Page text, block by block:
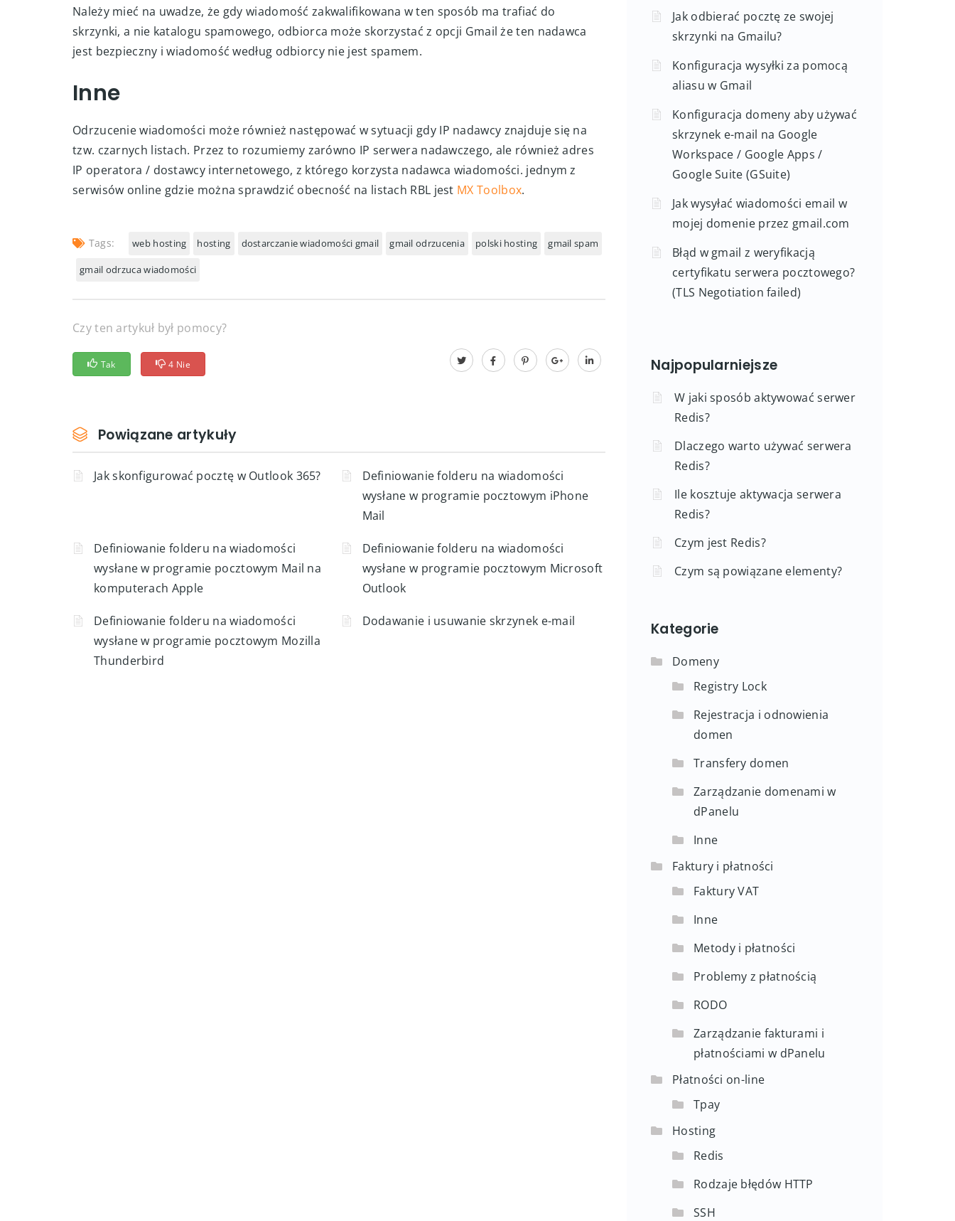
Należy mieć na uwadze, że gdy wiadomość zakwalifikowana w ten sposób ma trafiać do
skrzynki, a nie katalogu spamowego, odbiorca może skorzystać z opcji Gmail że ten nadawca
jest bezpieczny i wiadomość według odbiorcy nie jest spamem.
Inne
Odrzucenie wiadomości może również następować w sytuacji gdy IP nadawcy znajduje się na
tzw. czarnych listach. Przez to rozumiemy zarówno IP serwera nadawczego, ale również adres
IP operatora / dostawcy internetowego, z którego korzysta nadawca wiadomości. jednym z
serwisów online gdzie można sprawdzić obecność na listach RBL jest MX Toolbox.
Tags: web hosting hosting dostarczanie wiadomości gmail gmail odrzucenia polski hosting gmail spam
gmail odrzuca wiadomości
Czy ten artykuł był pomocy?
Tak 4 Nie
Powiązane artykuły
Jak skonfigurować pocztę w Outlook 365?
Definiowanie folderu na wiadomości
wysłane w programie pocztowym iPhone
Mail
Definiowanie folderu na wiadomości
wysłane w programie pocztowym Mail na
komputerach Apple
Definiowanie folderu na wiadomości
wysłane w programie pocztowym Microsoft
Outlook
Definiowanie folderu na wiadomości
wysłane w programie pocztowym Mozilla
Thunderbird
Dodawanie i usuwanie skrzynek e-mail
Jak odbierać pocztę ze swojej
skrzynki na Gmailu?
Konfiguracja wysyłki za pomocą
aliasu w Gmail
Konfiguracja domeny aby używać
skrzynek e-mail na Google
Workspace / Google Apps /
Google Suite (GSuite)
Jak wysyłać wiadomości email w
mojej domenie przez gmail.com
Błąd w gmail z weryfikacją
certyfikatu serwera pocztowego?
(TLS Negotiation failed)
Najpopularniejsze
W jaki sposób aktywować serwer
Redis?
Dlaczego warto używać serwera
Redis?
Ile kosztuje aktywacja serwera
Redis?
Czym jest Redis?
Czym są powiązane elementy?
Kategorie
Domeny
Registry Lock
Rejestracja i odnowienia
domen
Transfery domen
Zarządzanie domenami w
dPanelu
Inne
Faktury i płatności
Faktury VAT
Inne
Metody i płatności
Problemy z płatnością
RODO
Zarządzanie fakturami i
płatnościami w dPanelu
Płatności on-line
Tpay
Hosting
Redis
Rodzaje błędów HTTP
SSH